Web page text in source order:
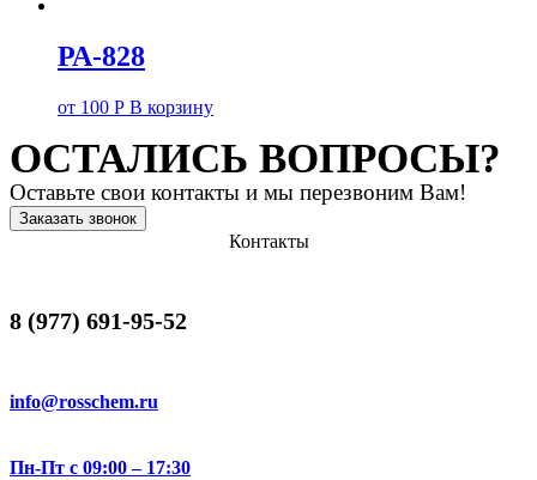
РА-828
от 100 Р В корзину
ОСТАЛИСЬ ВОПРОСЫ?
Оставьте свои контакты и мы перезвоним Вам!
Заказать звонок
Контакты
8 (977) 691-95-52
info@rosschem.ru
Пн-Пт с 09:00 – 17:30